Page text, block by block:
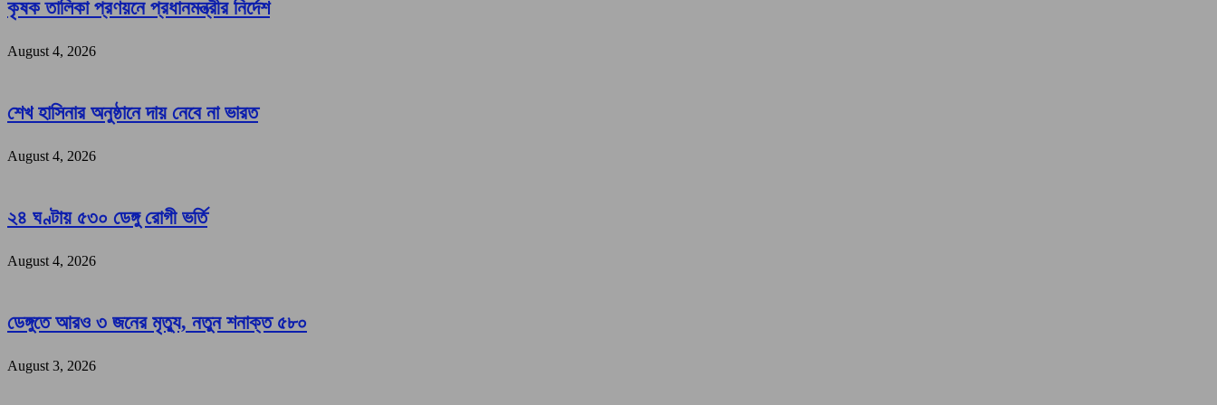
কৃষক তালিকা প্রণয়নে প্রধানমন্ত্রীর নির্দেশ
August 4, 2026
শেখ হাসিনার অনুষ্ঠানে দায় নেবে না ভারত
August 4, 2026
২৪ ঘণ্টায় ৫৩০ ডেঙ্গু রোগী ভর্তি
August 4, 2026
ডেঙ্গুতে আরও ৩ জনের মৃত্যু, নতুন শনাক্ত ৫৮০
August 3, 2026